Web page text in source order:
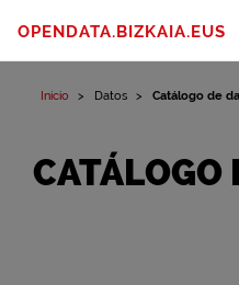
OPENDATA.BIZKAIA.EUS
Inicio Datos Catálogo de
CATÁLOGO